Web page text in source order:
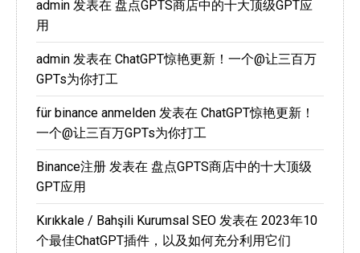
admin 发表在 盘点GPTS商店中的十大顶级GPT应
用
admin 发表在 ChatGPT惊艳更新！一个@让三百万
GPTs为你打工
für binance anmelden 发表在 ChatGPT惊艳更新！
一个@让三百万GPTs为你打工
Binance注册 发表在 盘点GPTS商店中的十大顶级
GPT应用
Kırıkkale / Bahşili Kurumsal SEO 发表在 2023年10
个最佳ChatGPT插件，以及如何充分利用它们